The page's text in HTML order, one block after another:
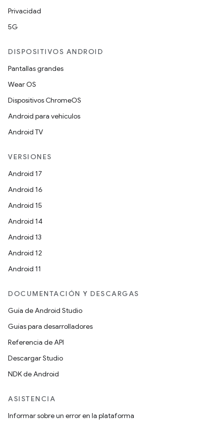
Privacidad
5G
DISPOSITIVOS ANDROID
Pantallas grandes
Wear OS
Dispositivos ChromeOS
Android para vehículos
Android TV
VERSIONES
Android 17
Android 16
Android 15
Android 14
Android 13
Android 12
Android 11
DOCUMENTACIÓN Y DESCARGAS
Guía de Android Studio
Guías para desarrolladores
Referencia de API
Descargar Studio
NDK de Android
ASISTENCIA
Informar sobre un error en la plataforma